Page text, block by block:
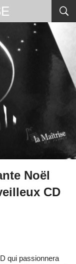
Noël
CD
qui passionnera